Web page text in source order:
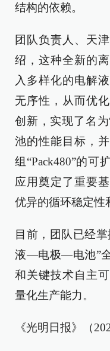
结构的依赖。
团队负责人、天
绍，这种全新的
入多样化的电解
无序性，从而优
创新，实现了名为
池的性能目标，
组“Pack480”的可
应用奠定了重要
优异的循环稳定性
目前，团队已经
液—电极—电池”
和关键技术自主
量化生产能力。
《光明日报》（